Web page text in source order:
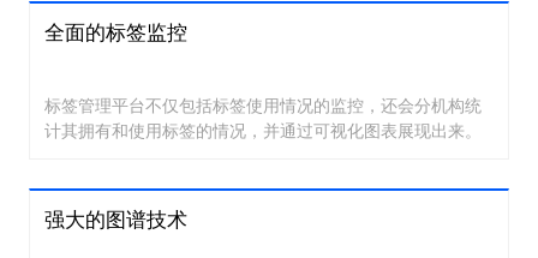
全面的标签监控
标签管理平台不仅包括标签使用情况的监控，还会分机构统
计其拥有和使用标签的情况，并通过可视化图表展现出来。
强大的图谱技术